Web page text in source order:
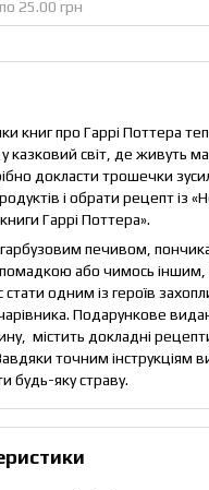
25.00 грн
книг про Гаррі Поттера
казковий світ, де живуть
докласти трошечки
і обрати рецепт із
Гаррі Поттера».
печивом,
або чимось
стати одним із героїв
Подарункове
містить докладні
точним інструкціям
будь-яку страву.